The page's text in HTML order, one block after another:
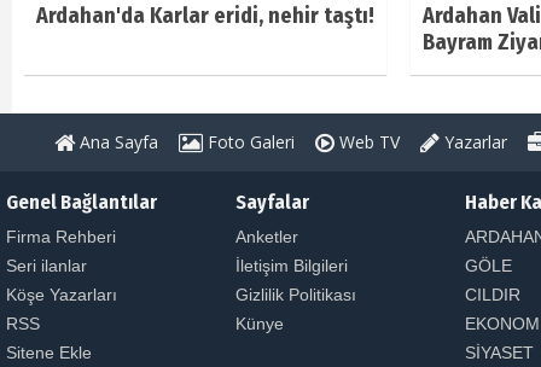
Ardahan'da Karlar eridi, nehir taştı!
Ardahan
Bayram
Ana Sayfa Foto Galeri Web TV Yazarlar
Genel Bağlantılar
Firma Rehberi
Seri ilanlar
Köşe Yazarları
RSS
Sitene Ekle
Sayfalar
Anketler
İletişim Bilgileri
Gizlilik Politikası
Künye
Haber
GÖLE
CILDIR
SİYASET